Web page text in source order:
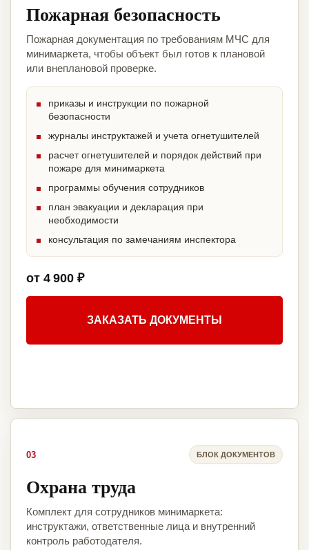
Пожарная безопасность
Пожарная документация по требованиям МЧС для
минимаркета, чтобы объект был готов к плановой
или внеплановой проверке.
приказы и инструкции по пожарной
безопасности
журналы инструктажей и учета огнетушителей
расчет огнетушителей и порядок действий при
пожаре для минимаркета
программы обучения сотрудников
план эвакуации и декларация при
необходимости
консультация по замечаниям инспектора
от 4 900 ₽
ЗАКАЗАТЬ ДОКУМЕНТЫ
03 БЛОК ДОКУМЕНТОВ
Охрана труда
Комплект для сотрудников минимаркета:
инструктажи, ответственные лица и внутренний
контроль работодателя.